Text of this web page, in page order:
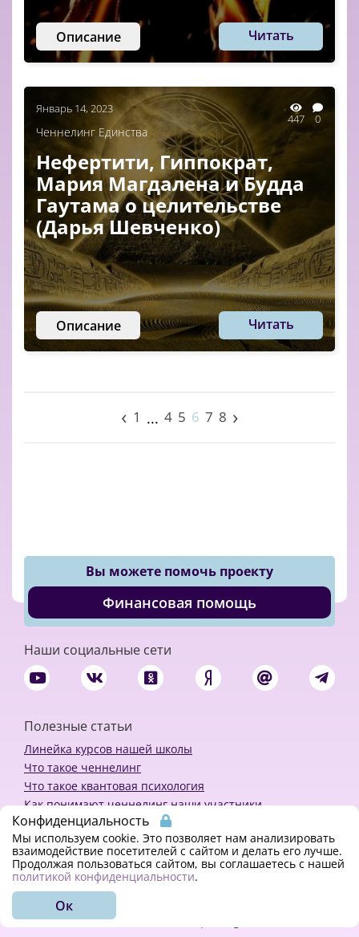
Описание Читать
Январь 14, 2023
447 0
Ченнелинг Единства
Нефертити, Гиппократ,
Мария Магдалена и Будда
Гаутама о целительстве
(Дарья Шевченко)
Описание Читать
‹ 1 ... 4 5 6 7 8 ›
Вы можете помочь проекту
Финансовая помощь
Наши социальные сети
Полезные статьи
Линейка курсов нашей школы
Что такое ченнелинг
Что такое квантовая психология
Как понимают ченнелинг наши участники
Политика конфиденциальности
Закажи ченнелинг
© 2018 - 2023 Kvreal2018 | All rights reserved.
Конфиденциальность
Мы используем cookie. Это позволяет нам анализировать
взаимодействие посетителей с сайтом и делать его лучше.
Продолжая пользоваться сайтом, вы соглашаетесь с нашей
политикой конфиденциальности.
Ок